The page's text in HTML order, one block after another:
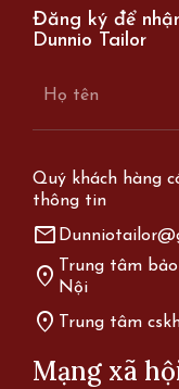
Đăng ký để
Dunnio Tailor
Quý khách hàng
thông tin
mail
location_on Trung tâm
Nội
location_on Trung tâm
Mạng xã